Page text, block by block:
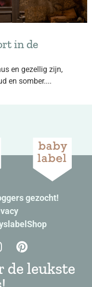
in de
en gezellig zijn,
en somber....
gezocht!
de leukste